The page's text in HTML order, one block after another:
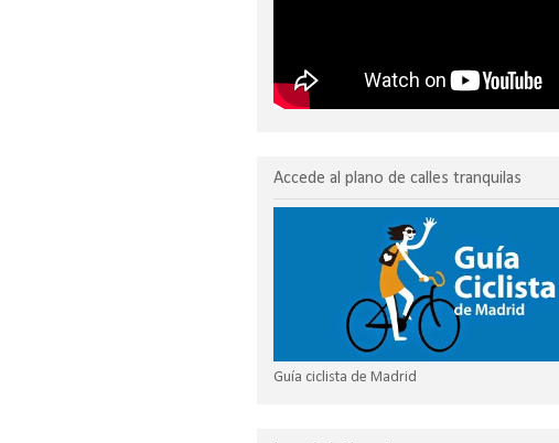
Accede al plano de calles tranquilas
Guía ciclista de Madrid